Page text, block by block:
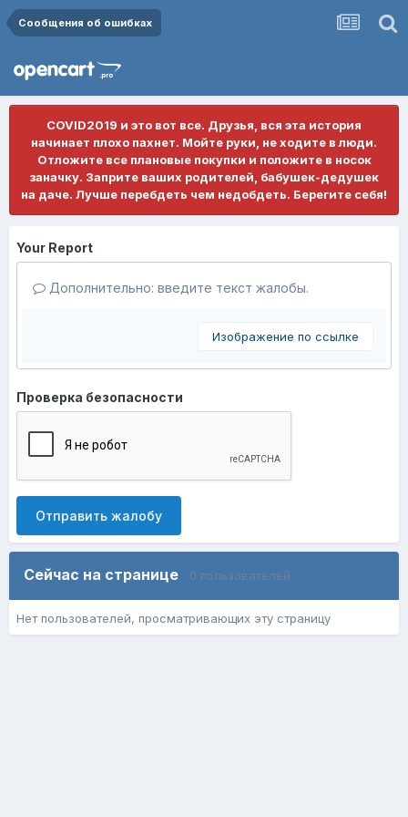
Сообщения об ошибках
COVID2019 и это вот все. Друзья, вся эта история
начинает плохо пахнет. Мойте руки, не ходите в люди.
Отложите все плановые покупки и положите в носок
заначку. Заприте ваших родителей, бабушек-дедушек
на даче. Лучше перебдеть чем недобдеть. Берегите себя!
Your Report
Дополнительно: введите текст жалобы.
Изображение по ссылке
Проверка безопасности
Отправить жалобу
Сейчас на странице 0 пользователей
Нет пользователей, просматривающих эту страницу